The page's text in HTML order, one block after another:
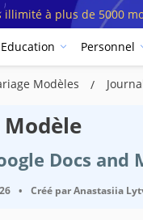
illimité à plus de 5000
Education Personnel
Modèles
Docs and
• Créé parAnastasiia